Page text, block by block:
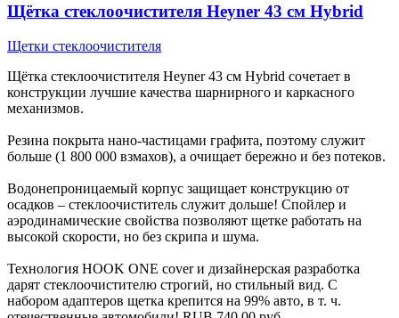
Щётка стеклоочистителя Heyner 43 см Hybrid
Щетки стеклоочистителя
Щётка стеклоочистителя Heyner 43 см Hybrid сочетает в
конструкции лучшие качества шарнирного и каркасного
механизмов.
Резина покрыта нано-частицами графита, поэтому служит
больше (1 800 000 взмахов), а очищает бережно и без потеков.
Водонепроницаемый корпус защищает конструкцию от
осадков – стеклоочиститель служит дольше! Спойлер и
аэродинамические свойства позволяют щетке работать на
высокой скорости, но без скрипа и шума.
Технология HOOK ONE cover и дизайнерская разработка
дарят стеклоочистителю строгий, но стильный вид. С
набором адаптеров щетка крепится на 99% авто, в т. ч.